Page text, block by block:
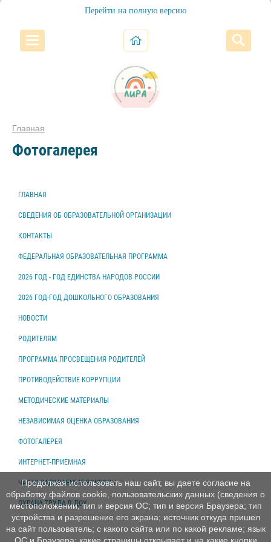
Перейти на полную версию
Главная
Фотогалерея
ГЛАВНАЯ
СВЕДЕНИЯ ОБ ОБРАЗОВАТЕЛЬНОЙ ОРГАНИЗАЦИИ
КОНТАКТЫ
ФЕДЕРАЛЬНАЯ ОБРАЗОВАТЕЛЬНАЯ ПРОГРАММА
2026 ГОД - ГОД ЕДИНСТВА НАРОДОВ РОССИИ
2026 ГОД-ГОД ДОШКОЛЬНОГО ОБРАЗОВАНИЯ
НОВОСТИ
РОДИТЕЛЯМ
ПРОГРАММА ПРОСВЕЩЕНИЯ РОДИТЕЛЕЙ
ПРОТИВОДЕЙСТВИЕ КОРРУПЦИИ
МЕТОДИЧЕСКИЕ МАТЕРИАЛЫ
НЕЗАВИСИМАЯ ОЦЕНКА ОБРАЗОВАНИЯ
ФОТОГАЛЕРЕЯ
ИНТЕРНЕТ-ПРИЕМНАЯ
ЧАСТО ЗАДАВАЕМЫЕ ВОПРОСЫ
ОХРАНА ТРУДА В ДОУ
Продолжая использовать наш сайт, вы даете согласие на
обработку файлов cookie, пользовательских данных (сведения о
местоположении; тип и версия ОС; тип и версия Браузера; тип
устройства и разрешение его экрана; источник откуда пришел
на сайт пользователь; с какого сайта или по какой рекламе; язык